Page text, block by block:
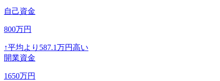
自己資金
800万円
↑平均より 587.1万円高い
開業資金
1650万円